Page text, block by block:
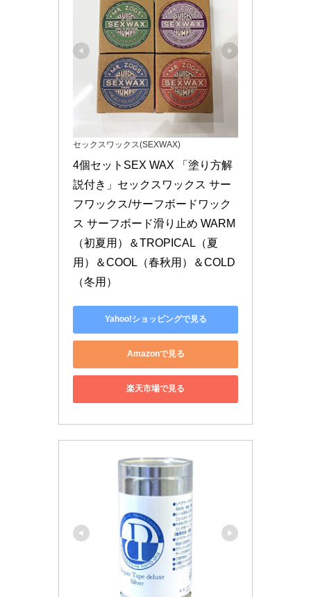
セックスワックス(SEXWAX)
4個セットSEX WAX 「塗り方解
説付き」セックスワックス サー
フワックス/サーフボードワック
ス サーフボード滑り止め WARM
（初夏用）＆TROPICAL（夏
用）＆COOL（春秋用）＆COLD
（冬用）
Yahoo!ショッピングで見る
Amazonで見る
楽天市場で見る